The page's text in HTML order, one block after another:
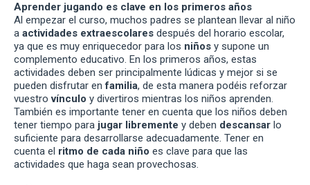
Aprender jugando es clave en los primeros años
Al empezar el curso, muchos padres se plantean llevar al niño
a actividades extraescolares después del horario escolar,
ya que es muy enriquecedor para los niños y supone un
complemento educativo. En los primeros años, estas
actividades deben ser principalmente lúdicas y mejor si se
pueden disfrutar enfamilia, de esta manera podéis reforzar
vuestrovínculo y divertiros mientras los niños aprenden.
También es importante tener en cuenta que los niños deben
tener tiempo para jugar libremente y deben descansar lo
suficiente para desarrollarse adecuadamente. Tener en
cuenta el ritmo de cada niño es clave para que las
actividades que haga sean provechosas.